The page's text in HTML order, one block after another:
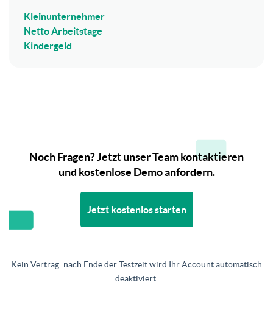
Kleinunternehmer
Netto Arbeitstage
Kindergeld
Noch Fragen? Jetzt unser Team kontaktieren
und kostenlose Demo anfordern.
Jetzt kostenlos starten
Kein Vertrag: nach Ende der Testzeit wird Ihr Account automatisch
deaktiviert.